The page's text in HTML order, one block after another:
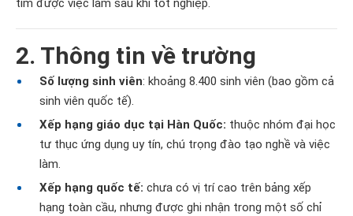
tìm được việc làm sau khi tốt nghiệp.
2. Thông tin về trường
​​​​​​Số lượng sinh viên: khoảng 8.400 sinh viên (bao gồm cả
sinh viên quốc tế).
Xếp hạng giáo dục tại Hàn Quốc: thuộc nhóm đại học
tư thục ứng dụng uy tín, chú trọng đào tạo nghề và việc
làm.
Xếp hạng quốc tế: chưa có vị trí cao trên bảng xếp
hạng toàn cầu, nhưng được ghi nhận trong một số chỉ